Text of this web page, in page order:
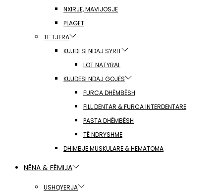
NXIRJE, MAVIJOSJE
PLAGËT
TË TJERA
KUJDESI NDAJ SYRIT
LOT NATYRAL
KUJDESI NDAJ GOJËS
FURCA DHËMBËSH
FILL DENTAR & FURCA INTERDENTARE
PASTA DHËMBËSH
TË NDRYSHME
DHIMBJE MUSKULARE & HEMATOMA
NËNA & FËMIJA
USHQYERJA